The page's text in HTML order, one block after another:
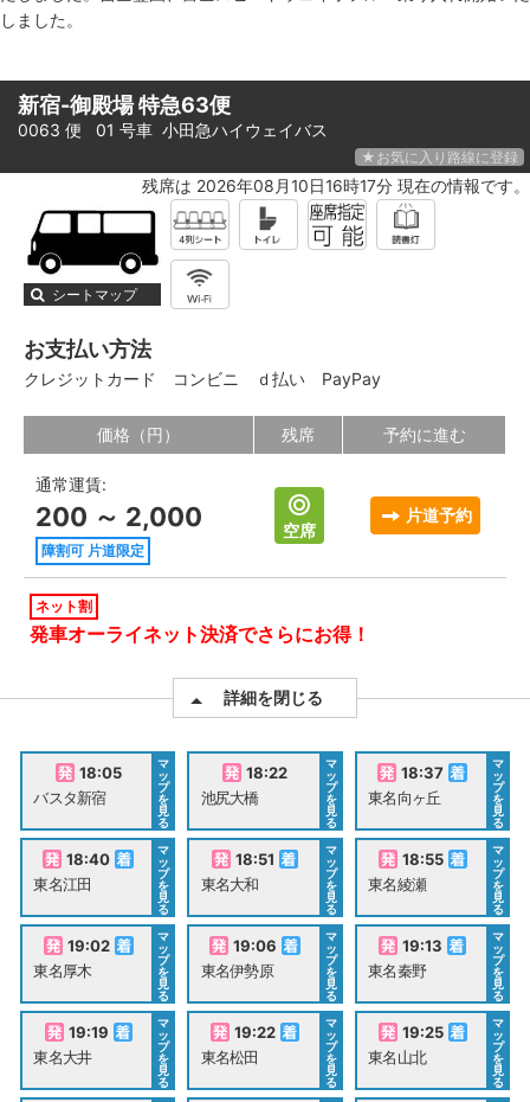
しました。
新宿-御殿場 特急63便
0063 便 01 号車 小田急ハイウェイバス
★お気に入り路線に登録
残席は 2026年08月10日16時17分 現在の情報です。
シートマップ
お支払い方法
クレジットカード コンビニ ｄ払い PayPay
価格（円） 残席 予約に進む
通常運賃:
200 ～ 2,000
障割可 片道限定
空席
片道予約
ネット割
発車オーライネット決済でさらにお得！
詳細を閉じる
18:05
バスタ新宿
マ
ッ
プ
を
見
る
18:22
池尻大橋
マ
ッ
プ
を
見
る
18:37
東名向ヶ丘
マ
ッ
プ
を
見
る
18:40
東名江田
マ
ッ
プ
を
見
る
18:51
東名大和
マ
ッ
プ
を
見
る
18:55
東名綾瀬
マ
ッ
プ
を
見
る
19:02
東名厚木
マ
ッ
プ
を
見
る
19:06
東名伊勢原
マ
ッ
プ
を
見
る
19:13
東名秦野
マ
ッ
プ
を
見
る
19:19
東名大井
マ
ッ
プ
を
見
る
19:22
東名松田
マ
ッ
プ
を
見
る
19:25
東名山北
マ
ッ
プ
を
見
る